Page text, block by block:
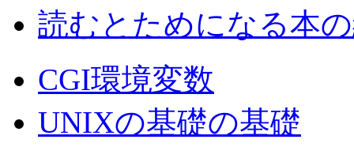
読むとためになる本
CGI環境変数
UNIXの基礎の基礎